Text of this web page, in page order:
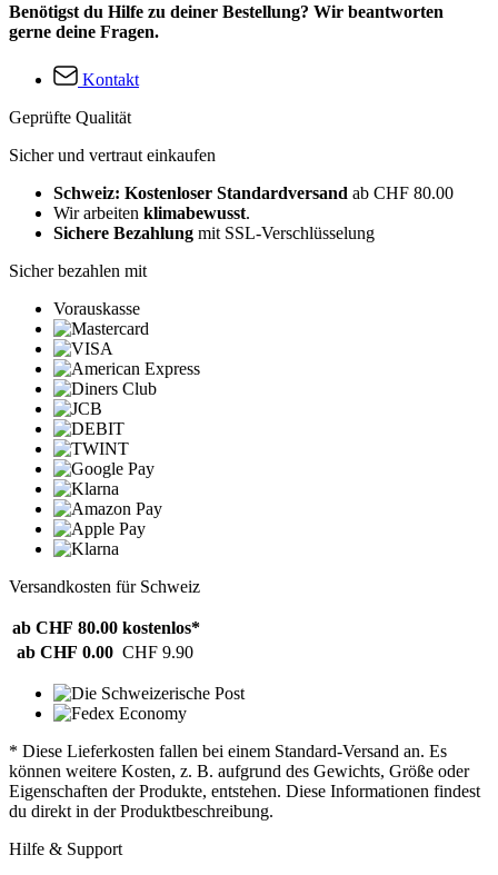
Benötigst du Hilfe zu deiner Bestellung? Wir beantworten
gerne deine Fragen.
Kontakt
Geprüfte Qualität
Sicher und vertraut einkaufen
Schweiz: Kostenloser Standardversand ab CHF 80.00
Wir arbeiten klimabewusst.
Sichere Bezahlung mit SSL-Verschlüsselung
Sicher bezahlen mit
Vorauskasse
Versandkosten für Schweiz
ab CHF 80.00 kostenlos*
ab CHF 0.00 CHF 9.90
* Diese Lieferkosten fallen bei einem Standard-Versand an. Es
können weitere Kosten, z. B. aufgrund des Gewichts, Größe oder
Eigenschaften der Produkte, entstehen. Diese Informationen findest
du direkt in der Produktbeschreibung.
Hilfe & Support